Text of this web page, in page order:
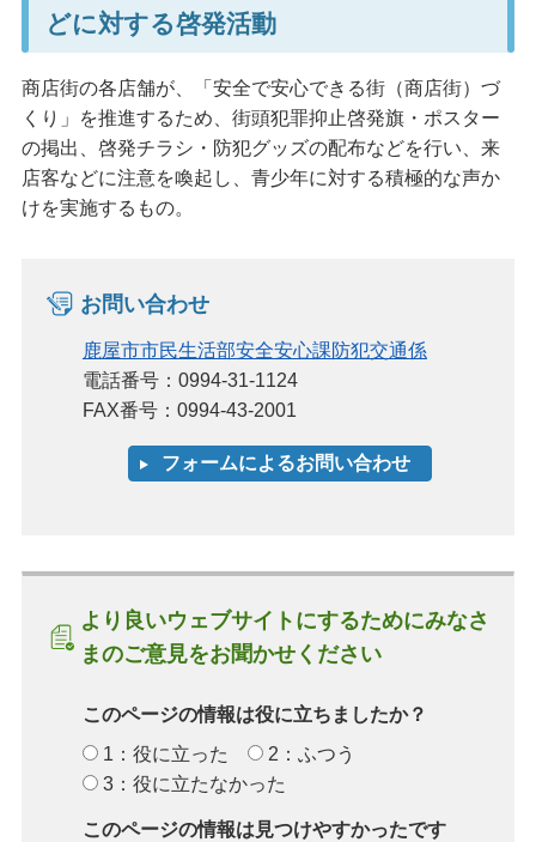
どに対する啓発活動
商店街の各店舗が、「安全で安心できる街（商店街）づ
くり」を推進するため、街頭犯罪抑止啓発旗・ポスター
の掲出、啓発チラシ・防犯グッズの配布などを行い、来
店客などに注意を喚起し、青少年に対する積極的な声か
けを実施するもの。
お問い合わせ
鹿屋市市民生活部安全安心課防犯交通係
電話番号：0994-31-1124
FAX番号：0994-43-2001
より良いウェブサイトにするためにみなさ
まのご意見をお聞かせください
このページの情報は役に立ちましたか？
1：役に立った
2：ふつう
3：役に立たなかった
このページの情報は見つけやすかったです